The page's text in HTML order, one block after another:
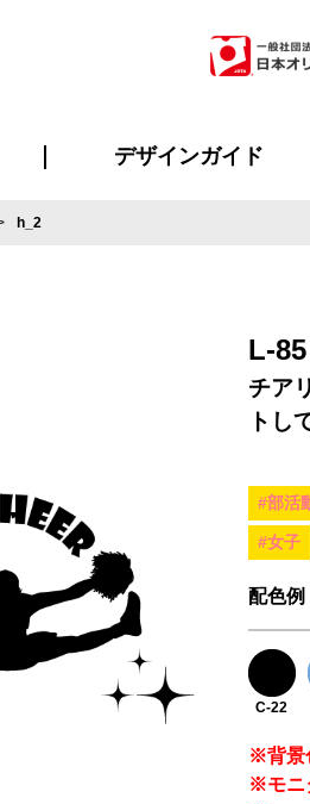
デザインガイド
h_2
L-85
チア
トし
#部活
#女子
配色例
C-22
※背景
※モニ